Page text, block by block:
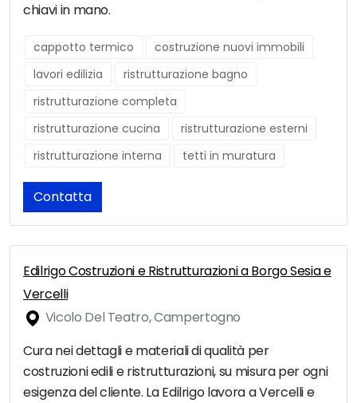
chiavi in mano.
cappotto termico
costruzione nuovi immobili
lavori edilizia
ristrutturazione bagno
ristrutturazione completa
ristrutturazione cucina
ristrutturazione esterni
ristrutturazione interna
tetti in muratura
Contatta
Edilrigo Costruzioni e Ristrutturazioni a Borgo Sesia e
Vercelli
Vicolo Del Teatro, Campertogno
Cura nei dettagli e materiali di qualità per
costruzioni edili e ristrutturazioni, su misura per ogni
esigenza del cliente. La Edilrigo lavora a Vercelli e